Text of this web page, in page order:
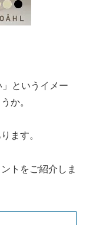
というイメー
か。
ます。
トをご紹介しま